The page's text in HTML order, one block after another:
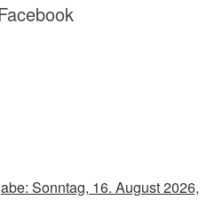
Sonntag, 16. August 2026,